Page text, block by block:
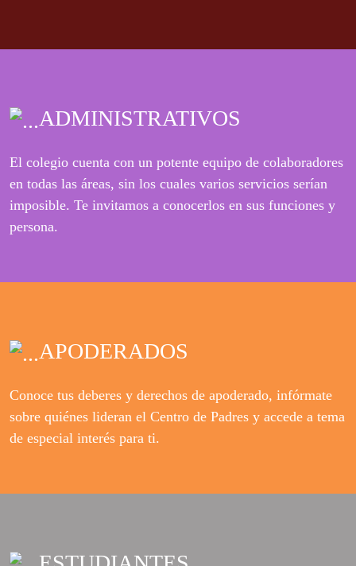
ADMINISTRATIVOS
El colegio cuenta con un potente equipo de colaboradores
en todas las áreas, sin los cuales varios servicios serían
imposible. Te invitamos a conocerlos en sus funciones y
persona.
APODERADOS
Conoce tus deberes y derechos de apoderado, infórmate
sobre quiénes lideran el Centro de Padres y accede a tema
de especial interés para ti.